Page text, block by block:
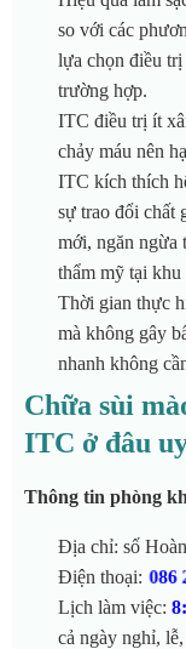
so với các
lựa chọn điều trị
trường hợp.
ITC điều trị ít
chảy máu nên
ITC kích thích
sự trao đổi chất
mới, ngăn ngừa
thẩm mỹ tại
Thời gian thực
mà không gây
nhanh không
Chữa sùi
ITC ở đâu
Thông tin phòng
Địa chỉ: số
Điện thoại: 086
Lịch làm việc:
cả ngày nghỉ, lễ,